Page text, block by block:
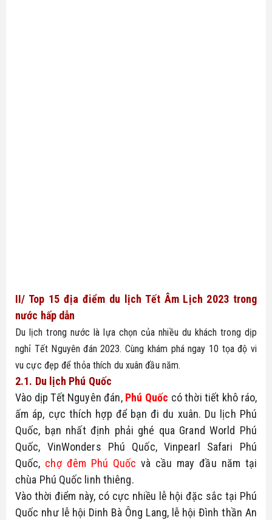
II/ Top 15 địa điểm du lịch Tết Âm Lịch 2023 trong
nước hấp dẫn
Du lịch trong nước là lựa chọn của nhiều du khách trong dịp
nghỉ Tết Nguyên đán 2023. Cùng khám phá ngay 10 tọa độ vi
vu cực đẹp để thỏa thích du xuân đầu năm.
2.1. Du lịch Phú Quốc
Vào dịp Tết Nguyên đán, Phú Quốc có thời tiết khô ráo,
ấm áp, cực thích hợp để bạn đi du xuân. Du lịch Phú
Quốc, bạn nhất định phải ghé qua Grand World Phú
Quốc, VinWonders Phú Quốc, Vinpearl Safari Phú
Quốc, chợ đêm Phú Quốc và cầu may đầu năm tại
chùa Phú Quốc linh thiêng.
Vào thời điểm này, có cực nhiều lễ hội đặc sắc tại Phú
Quốc như lễ hội Dinh Bà Ông Lang, lễ hội Đình thần An